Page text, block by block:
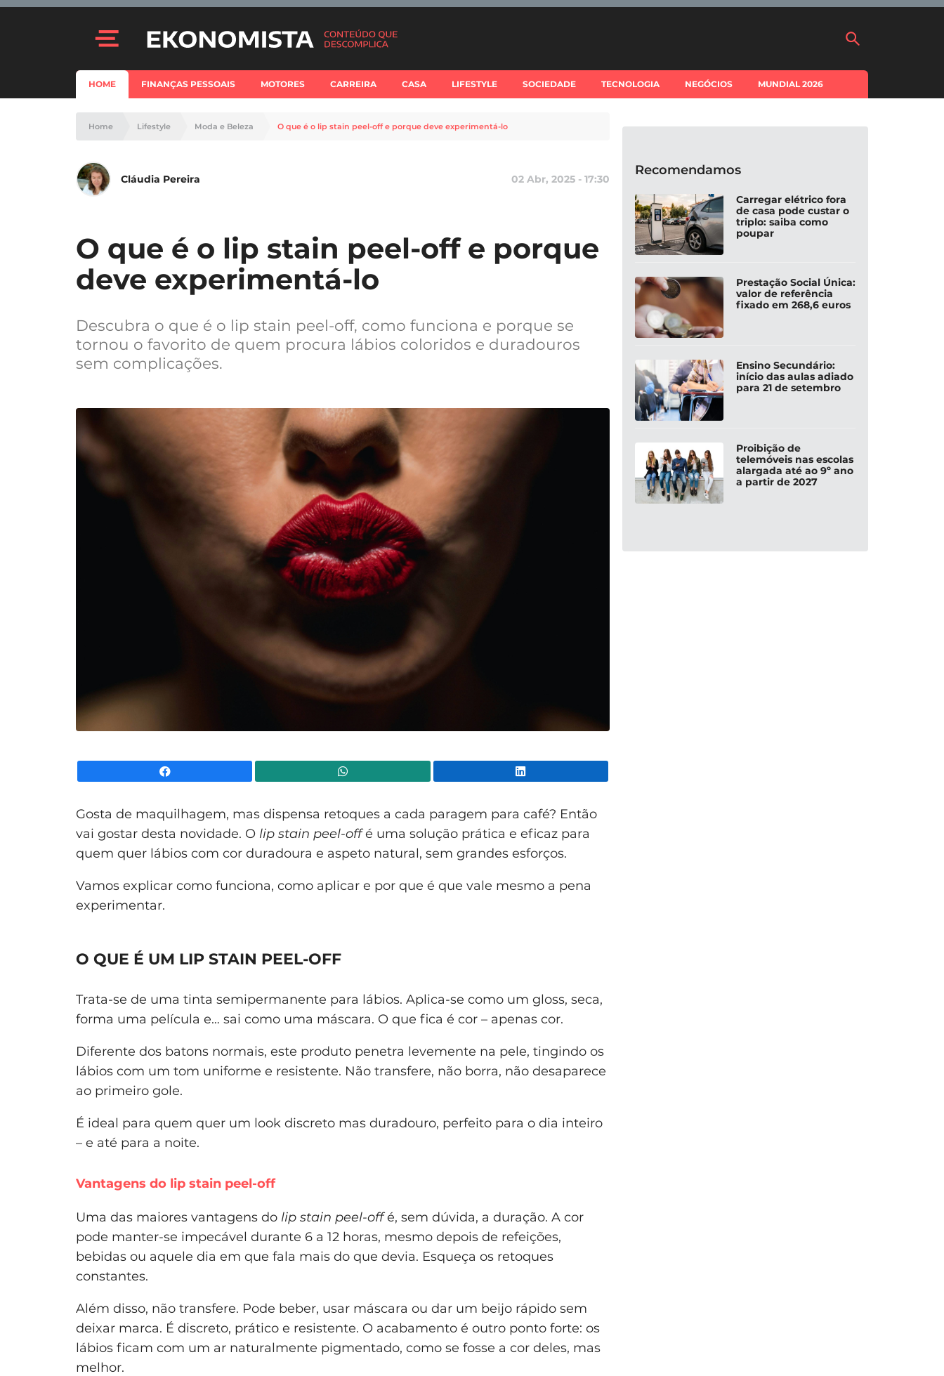
HOME FINANÇAS PESSOAIS MOTORES CARREIRA CASA LIFESTYLE SOCIEDADE TECNOLOGIA NEGÓCIOS MUNDIAL 2026
Home Lifestyle Moda e Beleza O que é o lip stain peel-off e porque deve experimentá-lo
Cláudia Pereira 02 Abr, 2025 - 17:30
O que é o lip stain peel-off e porque
deve experimentá-lo
Descubra o que é o lip stain peel-off, como funciona e porque se
tornou o favorito de quem procura lábios coloridos e duradouros
sem complicações.
Gosta de maquilhagem, mas dispensa retoques a cada paragem para café? Então
vai gostar desta novidade. O lip stain peel-offé uma solução prática e eficaz para
quem quer lábios com cor duradoura e aspeto natural, sem grandes esforços.
Vamos explicar como funciona, como aplicar e por que é que vale mesmo a pena
experimentar.
O QUE É UM LIP STAIN PEEL-OFF
Trata-se de uma tinta semipermanente para lábios. Aplica-se como um gloss, seca,
forma uma película e… sai como uma máscara. O que fica é cor – apenas cor.
Diferente dos batons normais, este produto penetra levemente na pele, tingindo os
lábios com um tom uniforme e resistente. Não transfere, não borra, não desaparece
ao primeiro gole.
É ideal para quem quer um look discreto mas duradouro, perfeito para o dia inteiro
– e até para a noite.
Vantagens do lip stain peel-off
Uma das maiores vantagens do lip stain peel-offé, sem dúvida, a duração. A cor
pode manter-se impecável durante 6 a 12 horas, mesmo depois de refeições,
bebidas ou aquele dia em que fala mais do que devia. Esqueça os retoques
constantes.
Além disso, não transfere. Pode beber, usar máscara ou dar um beijo rápido sem
deixar marca. É discreto, prático e resistente. O acabamento é outro ponto forte: os
lábios ficam com um ar naturalmente pigmentado, como se fosse a cor deles, mas
melhor.
Recomendamos
Carregar elétrico fora
de casa pode custar o
triplo: saiba como
poupar
Prestação Social Única:
valor de referência
fixado em 268,6 euros
Ensino Secundário:
início das aulas adiado
para 21 de setembro
Proibição de
telemóveis nas escolas
alargada até ao 9º ano
a partir de 2027